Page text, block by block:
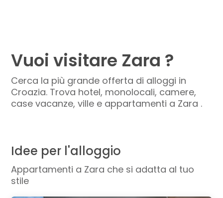
Vuoi visitare Zara ?
Cerca la più grande offerta di alloggi in
Croazia. Trova hotel, monolocali, camere,
case vacanze, ville e appartamenti a Zara .
Idee per l'alloggio
Appartamenti a Zara che si adatta al tuo
stile